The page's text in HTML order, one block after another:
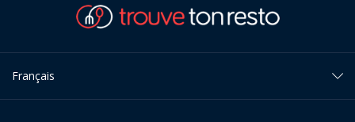
Français